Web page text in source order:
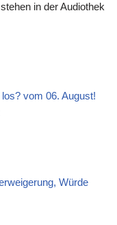
in der Audiothek
vom 06. August!
Würde